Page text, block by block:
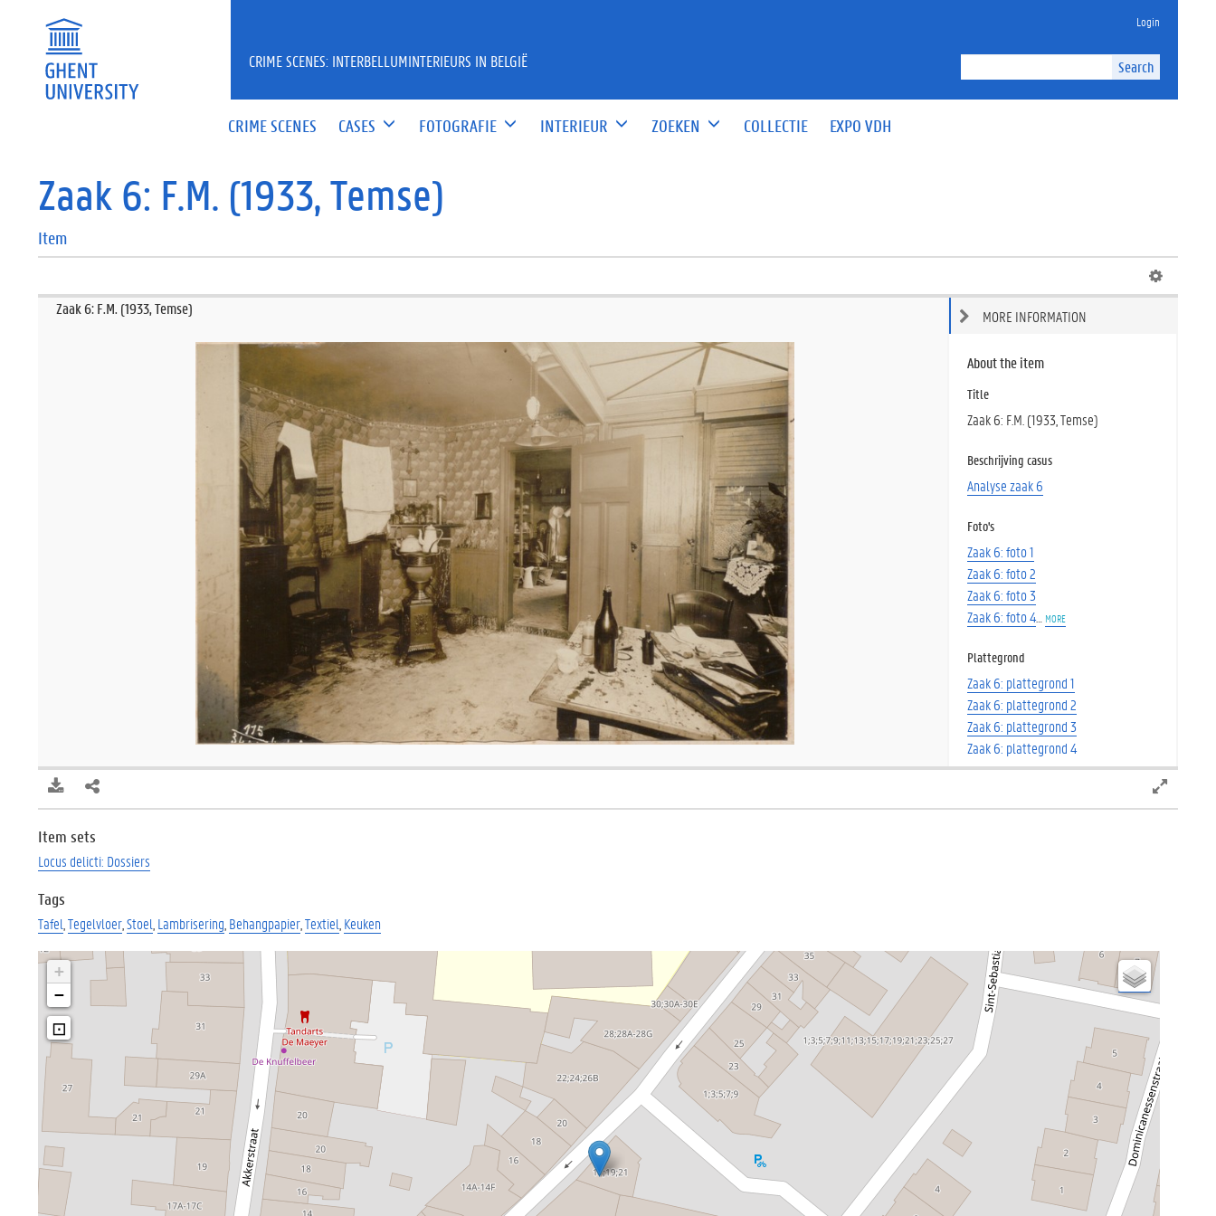
Search
Login
CRIME SCENES CASES FOTOGRAFIE INTERIEUR ZOEKEN COLLECTIE EXPO VDH
CRIME SCENES: INTERBELLUMINTERIEURS IN BELGIË
Zaak 6: F.M. (1933, Temse)
Item
Zaak 6: F.M. (1933, Temse) MORE INFORMATION
About the item
Title
Zaak 6: F.M. (1933, Temse)
Beschrijving casus
Analyse zaak 6
Foto's
Zaak 6: foto 1
Zaak 6: foto 2
Zaak 6: foto 3
Zaak 6: foto 4… more
Plattegrond
Zaak 6: plattegrond 1
Zaak 6: plattegrond 2
Zaak 6: plattegrond 3
Zaak 6: plattegrond 4
Gerechtelijke Politie bij het Parket
Rijksarchief Gent (RAG)
Page
Title
Zaak 6: foto 2
Item sets
Locus delicti: Dossiers
Tags
Tafel Tegelvloer Stoel Lambrisering Behangpapier Textiel Keuken
+
−
⊡